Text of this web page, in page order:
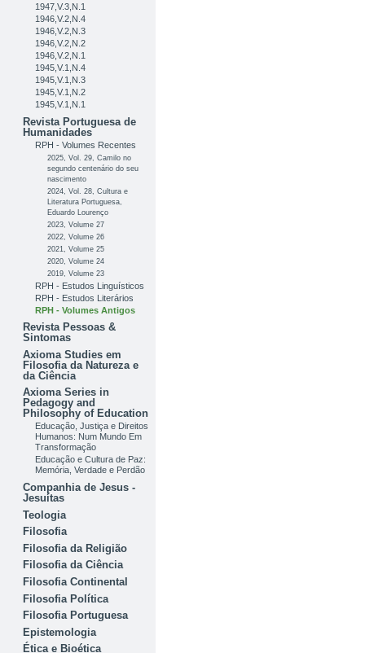
1947,V.3,N.1
1946,V.2,N.4
1946,V.2,N.3
1946,V.2,N.2
1946,V.2,N.1
1945,V.1,N.4
1945,V.1,N.3
1945,V.1,N.2
1945,V.1,N.1
Revista Portuguesa de
Humanidades
RPH - Volumes Recentes
2025, Vol. 29, Camilo no
segundo centenário do seu
nascimento
2024, Vol. 28, Cultura e
Literatura Portuguesa,
Eduardo Lourenço
2023, Volume 27
2022, Volume 26
2021, Volume 25
2020, Volume 24
2019, Volume 23
RPH - Estudos Linguísticos
RPH - Estudos Literários
RPH - Volumes Antigos
Revista Pessoas &
Sintomas
Axioma Studies em
Filosofia da Natureza e
da Ciência
Axioma Series in
Pedagogy and
Philosophy of Education
Educação, Justiça e Direitos
Humanos: Num Mundo Em
Transformação
Educação e Cultura de Paz:
Memória, Verdade e Perdão
Companhia de Jesus -
Jesuítas
Teologia
Filosofia
Filosofia da Religião
Filosofia da Ciência
Filosofia Continental
Filosofia Política
Filosofia Portuguesa
Epistemologia
Ética e Bioética